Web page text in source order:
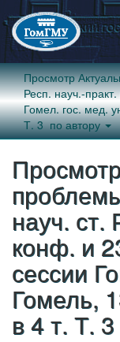
Просмотр
Респ. науч.-
Гомел. гос. мед.
Т. 3 по автору
науч. ст.
конф. и
сессии
Гомель,
в 4 т. Т.